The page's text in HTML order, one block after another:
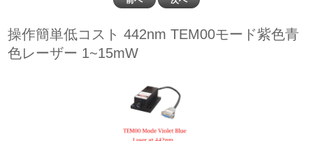
操作簡単低コスト 442nm TEM00モード紫色青
色レーザー 1~15mW